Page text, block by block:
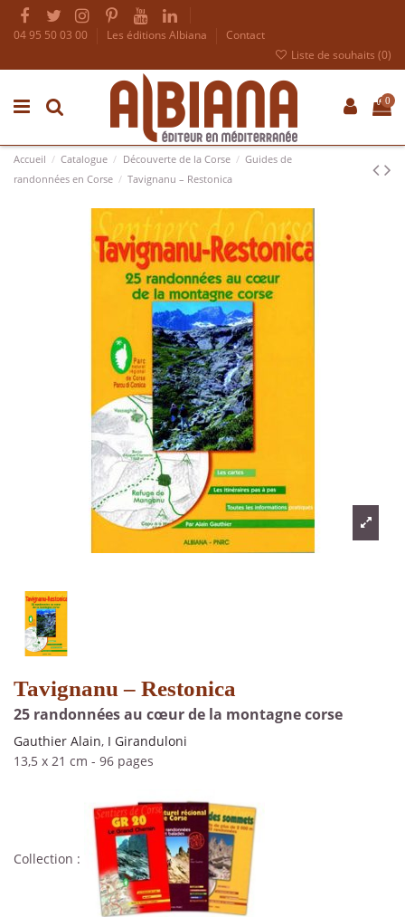
04 95 50 03 00 Les éditions Albiana
Contact
Liste de souhaits (0)
0
Accueil Catalogue Découverte de la Corse
Guides de
randonnées en Corse
Tavignanu – Restonica
Tavignanu – Restonica
25 randonnées au cœur de la montagne corse
Gauthier Alain, I Giranduloni
13,5 x 21 cm - 96 pages
Collection :